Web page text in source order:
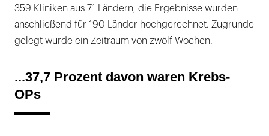
359 Kliniken aus 71 Ländern, die Ergebnisse wurden
anschließend für 190 Länder hochgerechnet. Zugrunde
gelegt wurde ein Zeitraum von zwölf Wochen.
...37,7 Prozent davon waren Krebs-
OPs